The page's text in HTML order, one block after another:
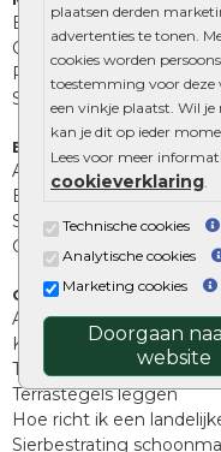
plaatsen derden
advertenties te tonen.
cookies worden
toestemming voor deze
een vinkje plaatst. Wil je
kan je dit op ieder
Lees voor meer
cookieverklaring
Technische cookies
Analytische cookies
Marketing cookies
Doorgaan
website
Betonbielzen
Opsluitbanden
Palissades
Stapelblokken
Extra benodigdheden
Afwatering en diversen
Beplantings en
Split, grind en zand
Oprit tegels
Overig
Aanbiedingen
Kunstgras
Tuintegels outlet
Terrastegels leggen
Hoe richt ik een
Sierbestrating